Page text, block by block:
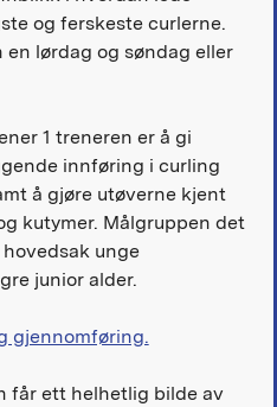
og ferskeste curlerne.
lørdag og søndag eller
1 treneren er å gi
innføring i curling
å gjøre utøverne kjent
kutymer. Målgruppen det
unge
junior alder.
gjennomføring.
får ett helhetlig bilde av